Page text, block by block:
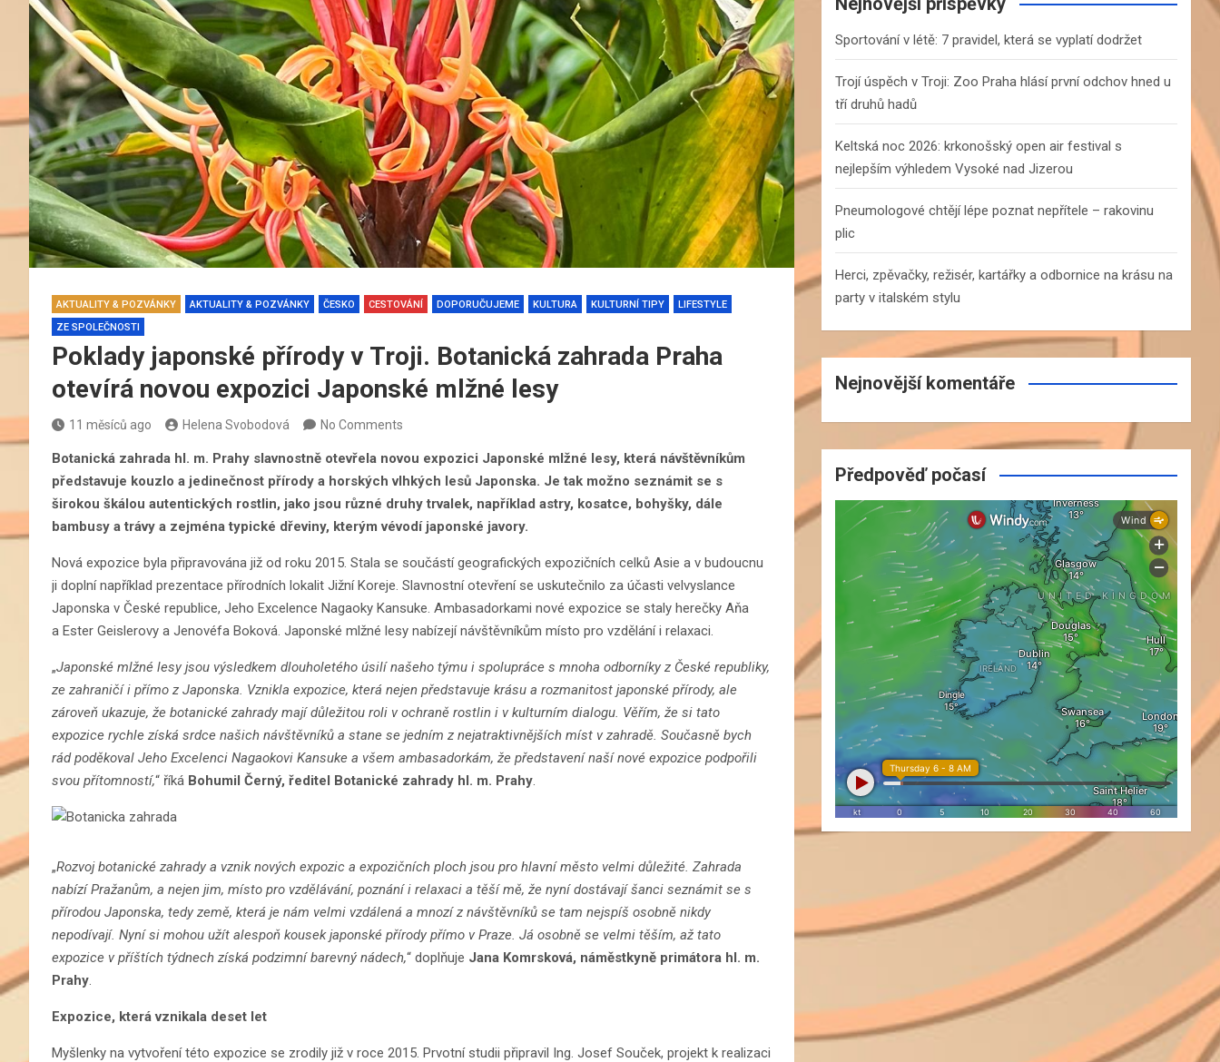
AKTUALITY & POZVÁNKY AKTUALITY & POZVÁNKY ČESKO CESTOVÁNÍ DOPORUČUJEME KULTURA KULTURNÍ TIPY
LIFESTYLE
ZE SPOLEČNOSTI
Poklady japonské přírody v Troji. Botanická zahrada Praha
otevírá novou expozici Japonské mlžné lesy
11 měsíců ago Helena Svobodová No Comments
Botanická zahrada hl. m. Prahy slavnostně otevřela novou expozici Japonské mlžné lesy, která návštěvníkům
představuje kouzlo a jedinečnost přírody a horských vlhkých lesů Japonska. Je tak možno seznámit se s
širokou škálou autentických rostlin, jako jsou různé druhy trvalek, například astry, kosatce, bohyšky, dále
bambusy a trávy a zejména typické dřeviny, kterým vévodí japonské javory.
Nová expozice byla připravována již od roku 2015. Stala se součástí geografických expozičních celků Asie a v budoucnu
ji doplní například prezentace přírodních lokalit Jižní Koreje. Slavnostní otevření se uskutečnilo za účasti velvyslance
Japonska v České republice, Jeho Excelence Nagaoky Kansuke. Ambasadorkami nové expozice se staly herečky Aňa
a Ester Geislerovy a Jenovéfa Boková. Japonské mlžné lesy nabízejí návštěvníkům místo pro vzdělání i relaxaci.
„Japonské mlžné lesy jsou výsledkem dlouholetého úsilí našeho týmu i spolupráce s mnoha odborníky z České republiky,
ze zahraničí i přímo z Japonska. Vznikla expozice, která nejen představuje krásu a rozmanitost japonské přírody, ale
zároveň ukazuje, že botanické zahrady mají důležitou roli v ochraně rostlin i v kulturním dialogu. Věřím, že si tato
expozice rychle získá srdce našich návštěvníků a stane se jedním z nejatraktivnějších míst v zahradě. Současně bych
rád poděkoval Jeho Excelenci Nagaokovi Kansuke a všem ambasadorkám, že představení naší nové expozice podpořili
svou přítomností,“ říká Bohumil Černý, ředitel Botanické zahrady hl. m. Prahy.
„Rozvoj botanické zahrady a vznik nových expozic a expozičních ploch jsou pro hlavní město velmi důležité. Zahrada
nabízí Pražanům, a nejen jim, místo pro vzdělávání, poznání i relaxaci a těší mě, že nyní dostávají šanci seznámit se s
přírodou Japonska, tedy země, která je nám velmi vzdálená a mnozí z návštěvníků se tam nejspíš osobně nikdy
nepodívají. Nyní si mohou užít alespoň kousek japonské přírody přímo v Praze. Já osobně se velmi těším, až tato
expozice v příštích týdnech získá podzimní barevný nádech,“ doplňuje Jana Komrsková, náměstkyně primátora hl. m.
Prahy.
Expozice, která vznikala deset let
Myšlenky na vytvoření této expozice se zrodily již v roce 2015. Prvotní studii připravil Ing. Josef Souček, projekt k realizaci
Sportování v létě: 7 pravidel, která se vyplatí dodržet
Trojí úspěch v Troji: Zoo Praha hlásí první odchov hned u
tří druhů hadů
Keltská noc 2026: krkonošský open air festival s
nejlepším výhledem Vysoké nad Jizerou
Pneumologové chtějí lépe poznat nepřítele – rakovinu
plic
Herci, zpěvačky, režisér, kartářky a odbornice na krásu na
party v italském stylu
Nejnovější komentáře
Předpověď počasí